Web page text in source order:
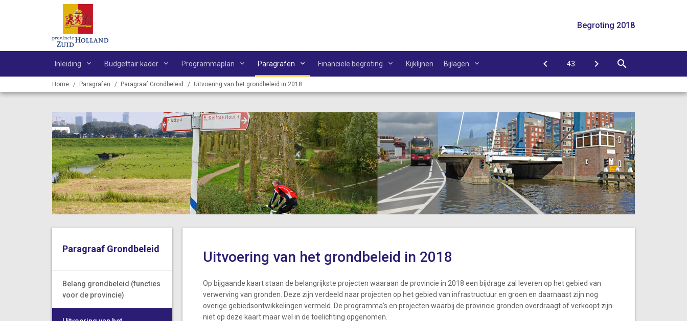
Ga naar de inhoud van deze pagina. Begroting 2018
Inleiding Budgettair kader Programmaplan Paragrafen Financiële begroting Kijklijnen Bijlagen
Home Paragrafen Paragraaf Grondbeleid Uitvoering van het grondbeleid in 2018
Paragraaf Grondbeleid
Belang grondbeleid (functies
voor de provincie)
Uitvoering van het grondbeleid in 2018
Op bijgaande kaart staan de belangrijkste projecten waaraan de provincie in 2018 een bijdrage zal leveren op het gebied van
verwerving van gronden. Deze zijn verdeeld naar projecten op het gebied van infrastructuur en groen en daarnaast zijn nog
overige gebiedsontwikkelingen vermeld. De programma’s en projecten waarbij de provincie gronden overdraagt of verkoopt zijn
niet op deze kaart maar wel in de toelichting opgenomen.